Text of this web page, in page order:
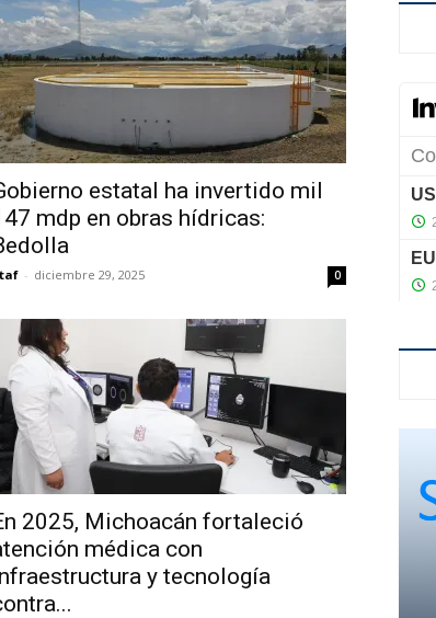
estatal ha invertido mil
mdp en obras hídricas:
- diciembre 29, 2025 0
2025, Michoacán fortaleció
médica con
y tecnología